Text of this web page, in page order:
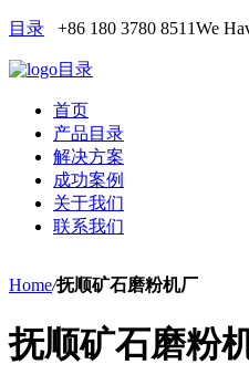
目录 +86 180 3780 8511We
目录
首页
产品目录
解决方案
成功案例
关于我们
联系我们
Home/抚顺矿石磨粉机厂
抚顺矿石磨粉